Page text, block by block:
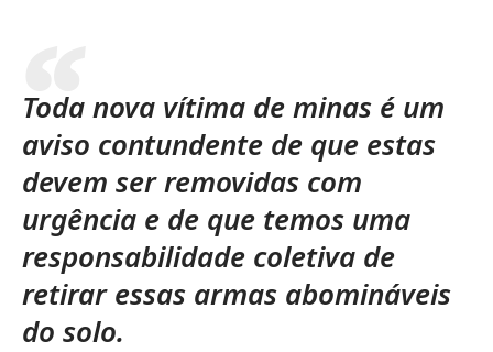
Toda nova vítima de minas é um
aviso contundente de que estas
devem ser removidas com
urgência e de que temos uma
responsabilidade coletiva de
retirar essas armas abomináveis
do solo.